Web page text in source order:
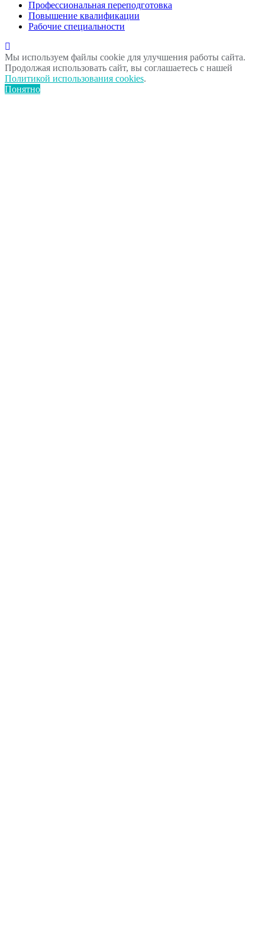
Профессиональная переподготовка
Повышение квалификации
Рабочие специальности
Мы используем файлы cookie для улучшения работы сайта.
Продолжая использовать сайт, вы соглашаетесь с нашей
Политикой использования cookies.
Понятно